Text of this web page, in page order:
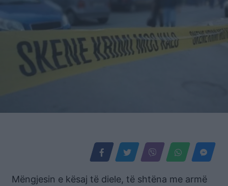
Mëngjesin e kësaj të diele, të shtëna me armë